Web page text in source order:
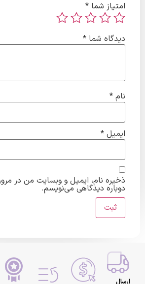
شما*
شما*
نام، ایمیل و وبسایت من در مرورگر برای
دیدگاهی می‌نویسم.